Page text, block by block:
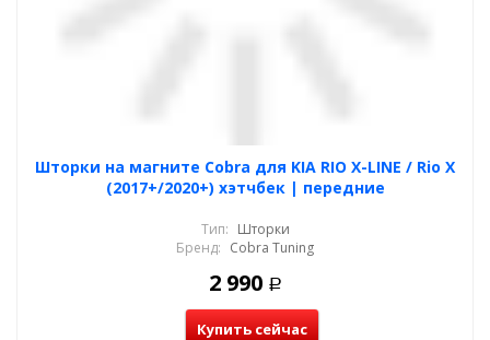
Шторки на магните Cobra для KIA RIO X-LINE / Rio X
(2017+/2020+) хэтчбек | передние
Тип: Шторки
Бренд: Cobra Tuning
2 990 Р
Купить сейчас